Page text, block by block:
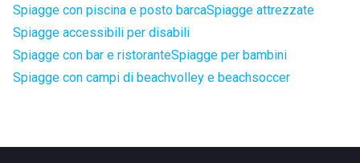
Spiagge con piscina e posto barcaSpiagge attrezzate
Spiagge accessibili per disabili
Spiagge con bar e ristoranteSpiagge per bambini
Spiagge con campi di beachvolley e beachsoccer